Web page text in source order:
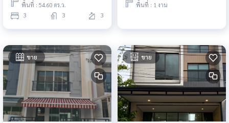
พื้นที่ : 54.60 ตร.ว.
3 3 3
พื้นที่ : 1 งาน
ขาย ขาย